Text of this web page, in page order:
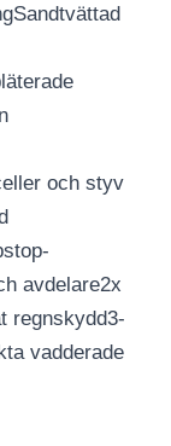
och styv
avdelare2x
regnskydd3-
vadderade